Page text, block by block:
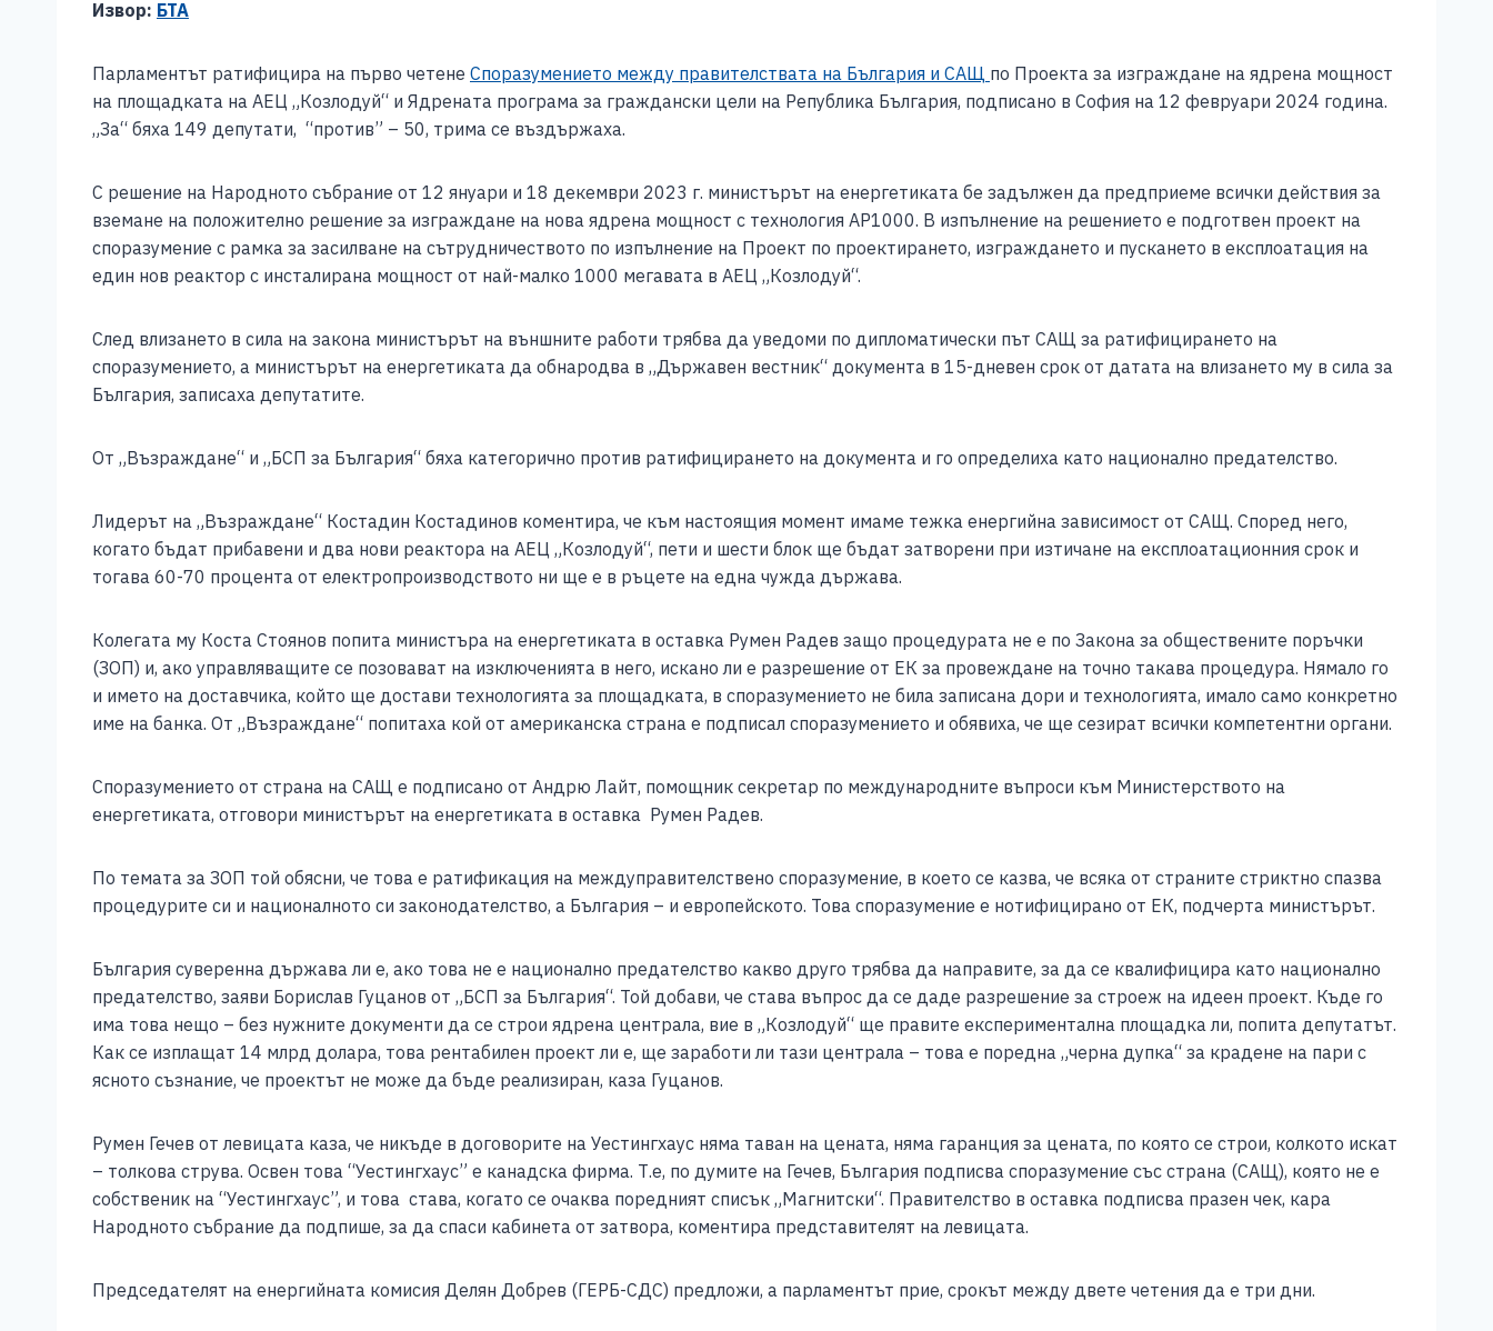
c
e
b
o
k
ss
e
n
g
er s
A
p
l y
Li
n
e
Извор: БТА
Парламентът ратифицира на първо четене Споразумението между правителствата на България и САЩ по Проекта за изграждане на ядрена мощност
на площадката на АЕЦ „Козлодуй“ и Ядрената програма за граждански цели на Република България, подписано в София на 12 февруари 2024 година.
„За“ бяха 149 депутати, “против” – 50, трима се въздържаха.
С решение на Народното събрание от 12 януари и 18 декември 2023 г. министърът на енергетиката бе задължен да предприеме всички действия за
вземане на положително решение за изграждане на нова ядрена мощност с технология АР1000. В изпълнение на решението е подготвен проект на
споразумение с рамка за засилване на сътрудничеството по изпълнение на Проект по проектирането, изграждането и пускането в експлоатация на
един нов реактор с инсталирана мощност от най-малко 1000 мегавата в АЕЦ „Козлодуй“.
След влизането в сила на закона министърът на външните работи трябва да уведоми по дипломатически път САЩ за ратифицирането на
споразумението, а министърът на енергетиката да обнародва в „Държавен вестник“ документа в 15-дневен срок от датата на влизането му в сила за
България, записаха депутатите.
От „Възраждане“ и „БСП за България“ бяха категорично против ратифицирането на документа и го определиха като национално предателство.
Лидерът на „Възраждане“ Костадин Костадинов коментира, че към настоящия момент имаме тежка енергийна зависимост от САЩ. Според него,
когато бъдат прибавени и два нови реактора на АЕЦ „Козлодуй“, пети и шести блок ще бъдат затворени при изтичане на експлоатационния срок и
тогава 60-70 процента от електропроизводството ни ще е в ръцете на една чужда държава.
Колегата му Коста Стоянов попита министъра на енергетиката в оставка Румен Радев защо процедурата не е по Закона за обществените поръчки
(ЗОП) и, ако управляващите се позовават на изключенията в него, искано ли е разрешение от ЕК за провеждане на точно такава процедура. Нямало го
и името на доставчика, който ще достави технологията за площадката, в споразумението не била записана дори и технологията, имало само конкретно
име на банка. От „Възраждане“ попитаха кой от американска страна е подписал споразумението и обявиха, че ще сезират всички компетентни органи.
Споразумението от страна на САЩ е подписано от Андрю Лайт, помощник секретар по международните въпроси към Министерството на
енергетиката, отговори министърът на енергетиката в оставка Румен Радев.
По темата за ЗОП той обясни, че това е ратификация на междуправителствено споразумение, в което се казва, че всяка от страните стриктно спазва
процедурите си и националното си законодателство, а България – и европейското. Това споразумение е нотифицирано от ЕК, подчерта министърът.
България суверенна държава ли е, ако това не е национално предателство какво друго трябва да направите, за да се квалифицира като национално
предателство, заяви Борислав Гуцанов от „БСП за България“. Той добави, че става въпрос да се даде разрешение за строеж на идеен проект. Къде го
има това нещо – без нужните документи да се строи ядрена централа, вие в „Козлодуй“ ще правите експериментална площадка ли, попита депутатът.
Как се изплащат 14 млрд долара, това рентабилен проект ли е, ще заработи ли тази централа – това е поредна „черна дупка“ за крадене на пари с
ясното съзнание, че проектът не може да бъде реализиран, каза Гуцанов.
Румен Гечев от левицата каза, че никъде в договорите на Уестингхаус няма таван на цената, няма гаранция за цената, по която се строи, колкото искат
– толкова струва. Освен това “Уестингхаус” е канадска фирма. Т.е, по думите на Гечев, България подписва споразумение със страна (САЩ), която не е
собственик на “Уестингхаус”, и това става, когато се очаква поредният списък „Магнитски“. Правителство в оставка подписва празен чек, кара
Народното събрание да подпише, за да спаси кабинета от затвора, коментира представителят на левицата.
Председателят на енергийната комисия Делян Добрев (ГЕРБ-СДС) предложи, а парламентът прие, срокът между двете четения да е три дни.